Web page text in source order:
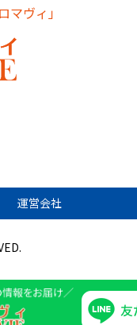
マヴィ」
運営会社